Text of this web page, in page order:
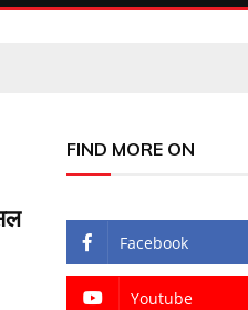
FIND MORE ON
Facebook
Youtube